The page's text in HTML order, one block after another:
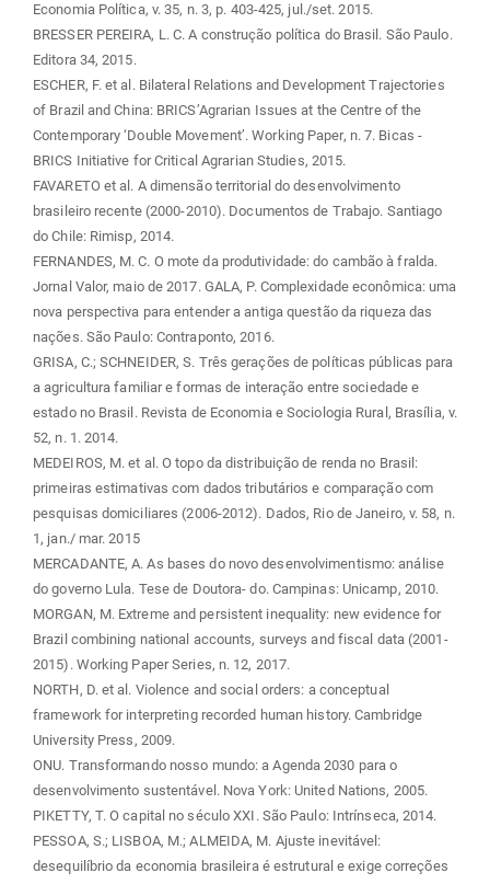
Economia Política, v. 35, n. 3, p. 403-425, jul./set. 2015.
BRESSER PEREIRA, L. C. A construção política do Brasil. São Paulo.
Editora 34, 2015.
ESCHER, F. et al. Bilateral Relations and Development Trajectories
of Brazil and China: BRICS’Agrarian Issues at the Centre of the
Contemporary ‘Double Movement’. Working Paper, n. 7. Bicas -
BRICS Initiative for Critical Agrarian Studies, 2015.
FAVARETO et al. A dimensão territorial do desenvolvimento
brasileiro recente (2000-2010). Documentos de Trabajo. Santiago
do Chile: Rimisp, 2014.
FERNANDES, M. C. O mote da produtividade: do cambão à fralda.
Jornal Valor, maio de 2017. GALA, P. Complexidade econômica: uma
nova perspectiva para entender a antiga questão da riqueza das
nações. São Paulo: Contraponto, 2016.
GRISA, C.; SCHNEIDER, S. Três gerações de políticas públicas para
a agricultura familiar e formas de interação entre sociedade e
estado no Brasil. Revista de Economia e Sociologia Rural, Brasília, v.
52, n. 1. 2014.
MEDEIROS, M. et al. O topo da distribuição de renda no Brasil:
primeiras estimativas com dados tributários e comparação com
pesquisas domiciliares (2006-2012). Dados, Rio de Janeiro, v. 58, n.
1, jan./ mar. 2015
MERCADANTE, A. As bases do novo desenvolvimentismo: análise
do governo Lula. Tese de Doutora- do. Campinas: Unicamp, 2010.
MORGAN, M. Extreme and persistent inequality: new evidence for
Brazil combining national accounts, surveys and fiscal data (2001-
2015). Working Paper Series, n. 12, 2017.
NORTH, D. et al. Violence and social orders: a conceptual
framework for interpreting recorded human history. Cambridge
University Press, 2009.
ONU. Transformando nosso mundo: a Agenda 2030 para o
desenvolvimento sustentável. Nova York: United Nations, 2005.
PIKETTY, T. O capital no século XXI. São Paulo: Intrínseca, 2014.
PESSOA, S.; LISBOA, M.; ALMEIDA, M. Ajuste inevitável:
desequilíbrio da economia brasileira é estrutural e exige correções